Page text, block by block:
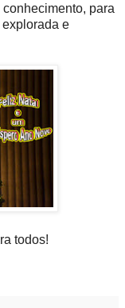
para
e
todos!